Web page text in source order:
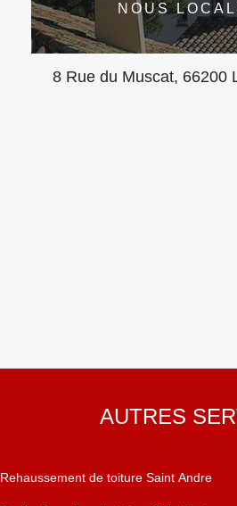
NOUS
8 Rue du Muscat, 66200
AUTRES
Rehaussement de toiture Saint Andre